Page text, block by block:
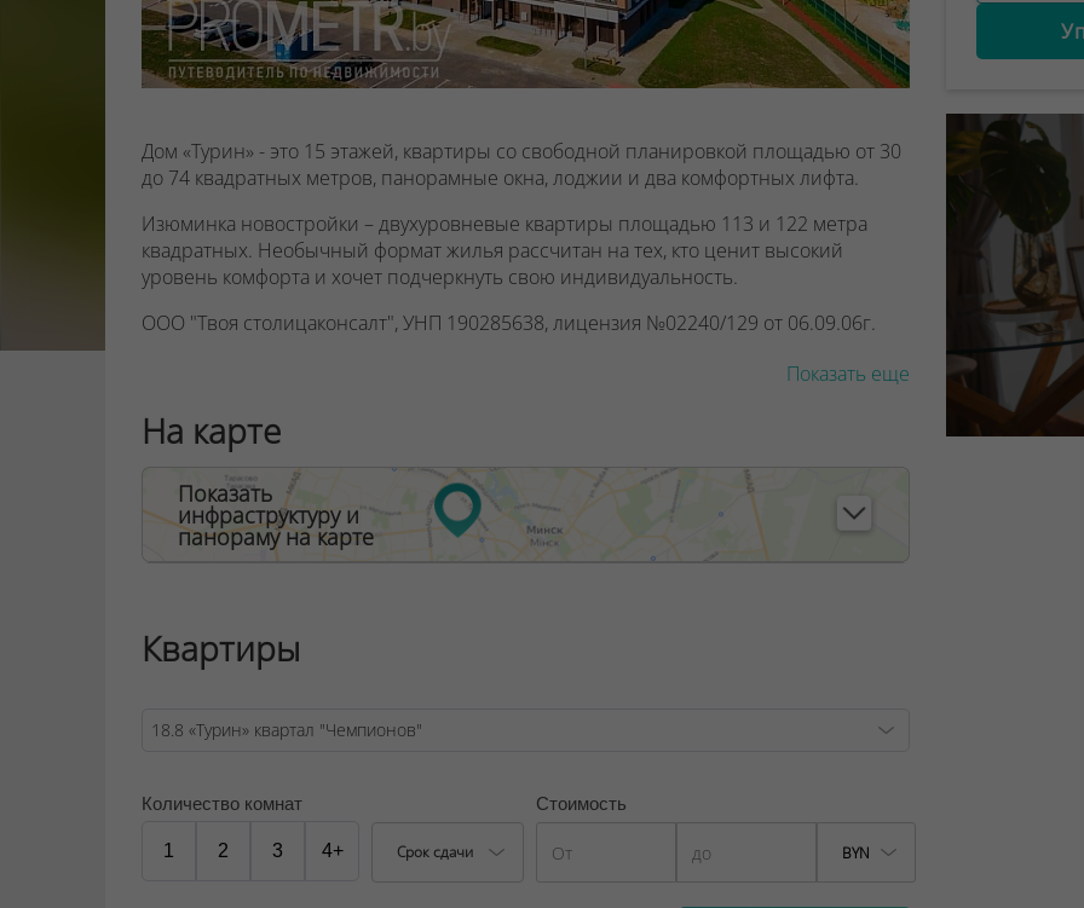
Дом «Турин» - это 15 этажей, квартиры со свободной планировкой площадью от 30
до 74 квадратных метров, панорамные окна, лоджии и два комфортных лифта.
Изюминка новостройки – двухуровневые квартиры площадью 113 и 122 метра
квадратных. Необычный формат жилья рассчитан на тех, кто ценит высокий
уровень комфорта и хочет подчеркнуть свою индивидуальность.
ООО "Твоя столицаконсалт", УНП 190285638, лицензия №02240/129 от 06.09.06г.
Показать еще
На карте
Показать
инфраструктуру и
панораму на карте
Квартиры
Количество комнат
1 2 3 4+ Срок сдачи
Стоимость
BYN